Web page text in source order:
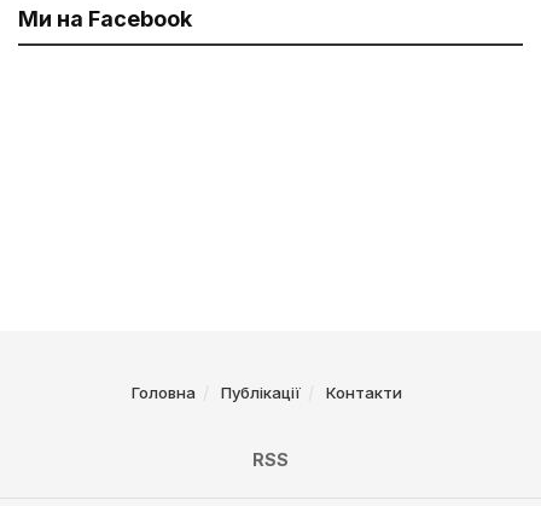
Ми на Facebook
Головна Публікації Контакти
RSS